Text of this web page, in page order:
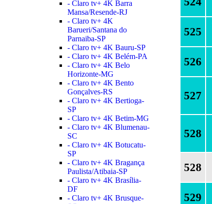
- Claro tv+ 4K Barra
Mansa/Resende-RJ
- Claro tv+ 4K
Barueri/Santana do
Parnaiba-SP
- Claro tv+ 4K Bauru-SP
- Claro tv+ 4K Belém-PA
- Claro tv+ 4K Belo
Horizonte-MG
- Claro tv+ 4K Bento
Gonçalves-RS
- Claro tv+ 4K Bertioga-
SP
- Claro tv+ 4K Betim-MG
- Claro tv+ 4K Blumenau-
SC
- Claro tv+ 4K Botucatu-
SP
- Claro tv+ 4K Bragança
Paulista/Atibaia-SP
- Claro tv+ 4K Brasília-
DF
- Claro tv+ 4K Brusque-
525
526
527
528
528
529